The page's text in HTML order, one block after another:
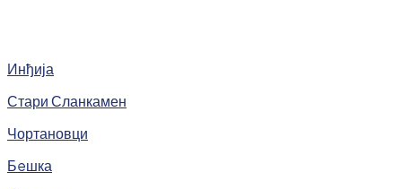
Инђија
Стари Сланкамен
Чортановци
Бeшка